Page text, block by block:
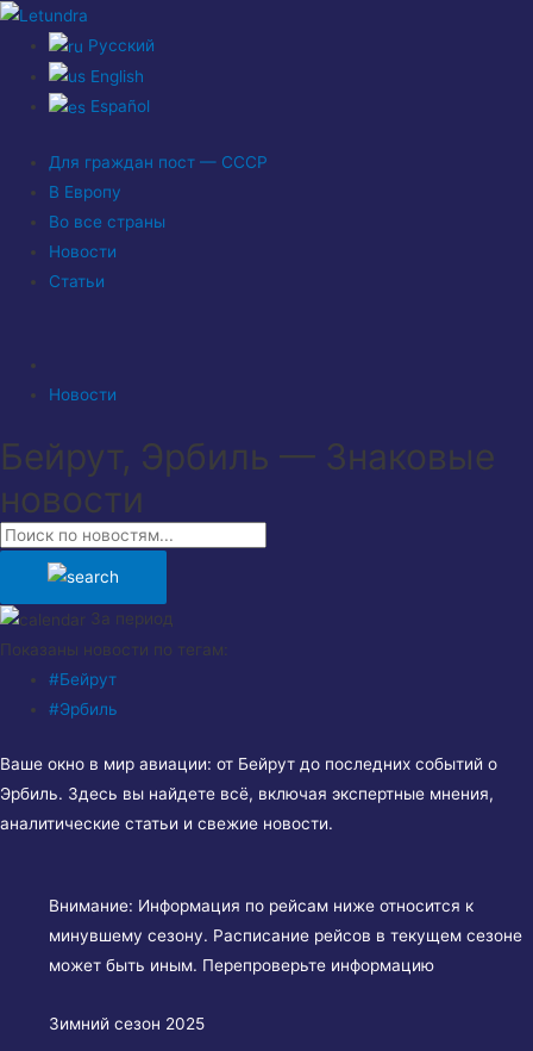
Русский
English
Español
Для граждан пост — СССР
В Европу
Во все страны
Новости
Статьи
Новости
Бейрут, Эрбиль — Знаковые
новости
За период
Показаны новости по тегам:
#Бейрут
#Эрбиль
Ваше окно в мир авиации: от Бейрут до последних событий о
Эрбиль. Здесь вы найдете всё, включая экспертные мнения,
аналитические статьи и свежие новости.
Внимание: Информация по рейсам ниже относится к
минувшему сезону. Расписание рейсов в текущем сезоне
может быть иным. Перепроверьте информацию
Зимний сезон 2025